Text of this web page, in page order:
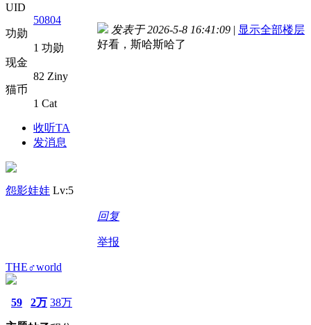
UID
50804
功勋
1 功勋
现金
82 Ziny
猫币
1 Cat
收听TA
发消息
怨影娃娃 Lv:5
发表于 2026-5-8 16:41:09 | 显示全部楼层
好看，斯哈斯哈了
回复
举报
THE♂world
59 2万 38万